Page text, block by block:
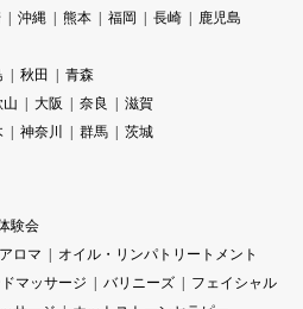
沖縄 熊本 福岡 長崎
鹿児島
秋田
青森
山 大阪 奈良
滋賀
神奈川 群馬 茨城
験会
アロマ
オイル・リンパトリートメント
マッサージ バリニーズ
フェイシャル